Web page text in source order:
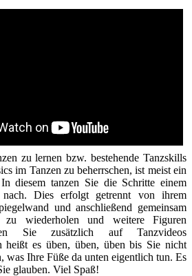
zu lernen bzw. bestehende Tanzskills
im Tanzen zu beherrschen, ist meist ein
diesem tanzen Sie die Schritte einem
nach. Dies erfolgt getrennt von ihrem
und anschließend gemeinsam
wiederholen und weitere Figuren
Sie zusätzlich auf Tanzvideos
heißt es üben, üben, üben bis Sie nicht
was Ihre Füße da unten eigentlich tun. Es
glauben. Viel Spaß!